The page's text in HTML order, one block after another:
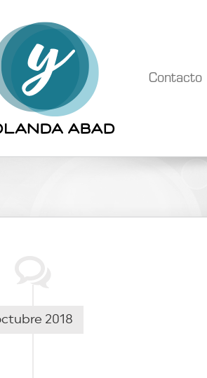
Contacto
2018